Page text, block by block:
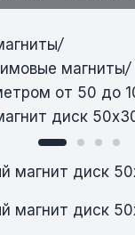
/
магниты/
от 50 до
диск
магнит
магнит
магнит